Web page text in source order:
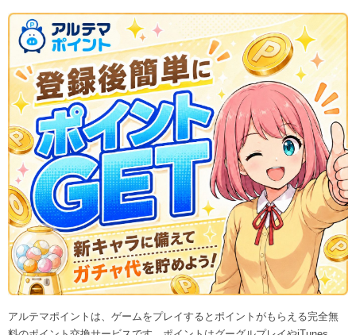
アルテマポイントは、ゲームをプレイするとポイントがもらえる完全無